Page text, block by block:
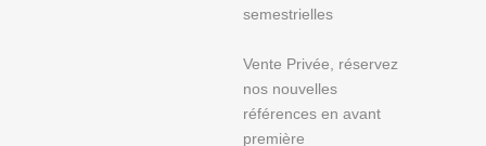
semestrielles
Vente Privée, réservez
nos nouvelles
références en avant
première